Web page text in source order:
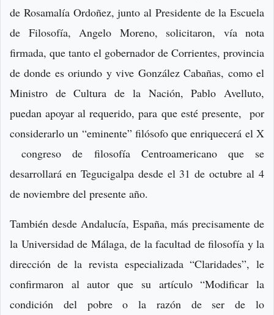
de Rosamalía Ordoñez, junto al Presidente de la Escuela
de Filosofía, Angelo Moreno, solicitaron, vía nota
firmada, que tanto el gobernador de Corrientes, provincia
de donde es oriundo y vive González Cabañas, como el
Ministro de Cultura de la Nación, Pablo Avelluto,
puedan apoyar al requerido, para que esté presente, por
considerarlo un “eminente” filósofo que enriquecerá el X
congreso de filosofía Centroamericano que se
desarrollará en Tegucigalpa desde el 31 de octubre al 4
de noviembre del presente año.
También desde Andalucía, España, más precisamente de
la Universidad de Málaga, de la facultad de filosofía y la
dirección de la revista especializada “Claridades”, le
confirmaron al autor que su artículo “Modificar la
condición del pobre o la razón de ser de lo